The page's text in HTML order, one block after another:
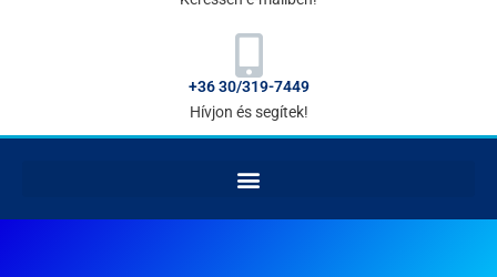
+36 30/319-7449
Hívjon és segítek!